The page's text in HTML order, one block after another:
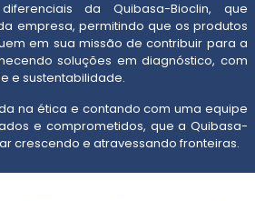
da Quibasa-Bioclin, que
empresa, permitindo que os produtos
em sua missão de contribuir para a
soluções em diagnóstico, com
e sustentabilidade.
na ética e contando com uma equipe
e comprometidos, que a Quibasa-
crescendo e atravessando fronteiras.